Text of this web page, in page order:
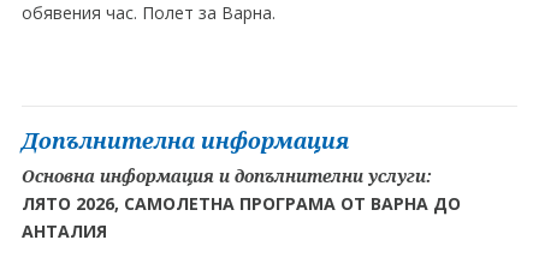
обявения час. Полет за Варна.
Допълнителна информация
Основна информация и допълнителни услуги:
ЛЯТО 2026, САМОЛЕТНА ПРОГРАМА ОТ ВАРНА ДО
АНТАЛИЯ